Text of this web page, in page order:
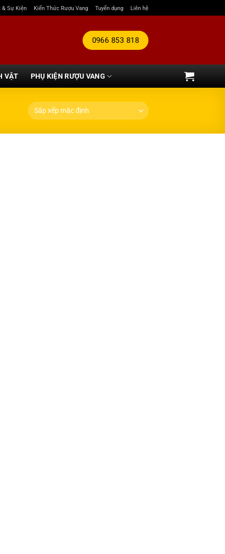
Sự Kiện Kiến Thức Rượu Vang Tuyển dụng Liên hệ
0966 853 818
VẬT PHỤ KIỆN RƯỢU VANG